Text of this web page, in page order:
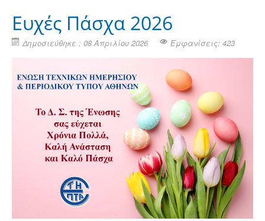
Ευχές Πάσχα 2026
Δημοσιεύθηκε : 08 Απριλίου 2026 Εμφανίσεις: 423